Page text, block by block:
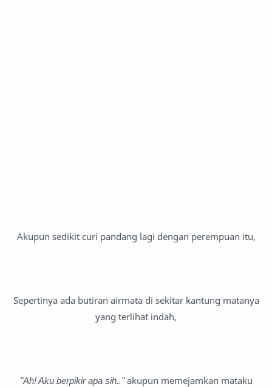
Akupun sedikit curi pandang lagi dengan perempuan itu,
Sepertinya ada butiran airmata di sekitar kantung matanya
yang terlihat indah,
"Ah! Aku berpikir apa sih.."akupun memejamkan mataku